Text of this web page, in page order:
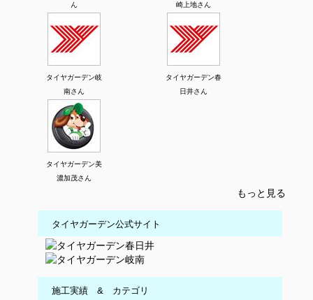
ん
崎上地さん
タイヤガーデン岐
南さん
タイヤガーデン春
日井さん
タイヤガーデン美
濃加茂さん
もっと見る
タイヤガーデン公式サイト
施工実績 & カテゴリ